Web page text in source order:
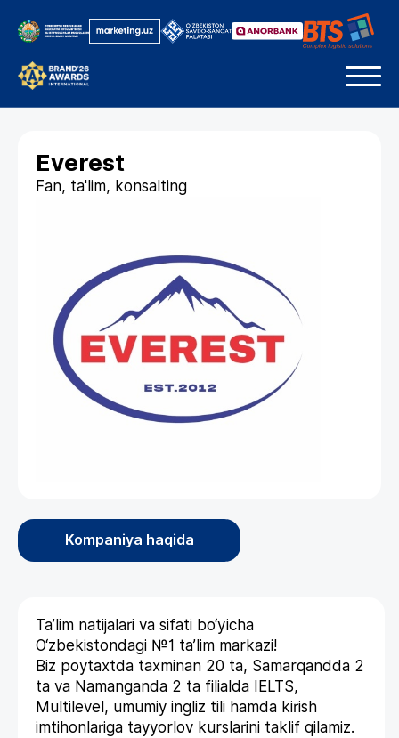
Everest
Fan, ta'lim, konsalting
Kompaniya haqida
Ta’lim natijalari va sifati bo‘yicha
O‘zbekistondagi №1 ta’lim markazi!
Biz poytaxtda taxminan 20 ta, Samarqandda 2
ta va Namanganda 2 ta filialda IELTS,
Multilevel, umumiy ingliz tili hamda kirish
imtihonlariga tayyorlov kurslarini taklif qilamiz.